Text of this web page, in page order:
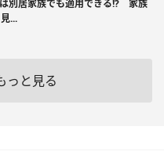
別居家族でも適用できる!? 家族
...
っと見る